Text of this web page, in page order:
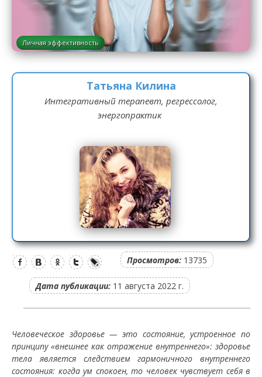
Личная эффективность
Татьяна Килина
Интегративный терапевт, регрессолог,
энергопрактик
Просмотров: 13735
Дата публикации: 11 августа 2022 г.
Человеческое здоровье — это состояние, устроенное по
принципу «внешнее как отражение внутреннего»: здоровье
тела является следствием гармоничного внутреннего
состояния: когда ум спокоен, то человек чувствует себя в